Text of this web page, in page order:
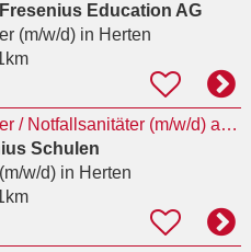
Education AG
(m/w/d)in Herten
Rettungssanitäter / Notfallsanitäter (m/w/d) als Lehrkraft
Schulen
w/d)in Herten